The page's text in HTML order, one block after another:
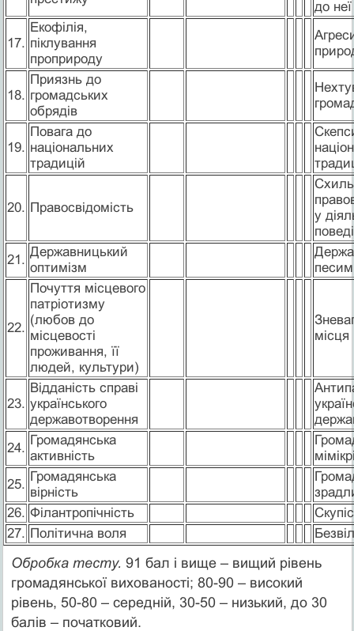
до неї
17.
Екофілія,
піклування
проприроду
18.
Приязнь до
громадських
обрядів
19.
Повага до
національних
традицій
20. Правосвідомість
у
21.
Державницький
оптимізм
22.
Почуття місцевого
патріотизму
(любов до
місцевості
проживання, її
людей, культури)
23.
Відданість справі
українського
державотворення
24.
Громадянська
активність
25.
Громадянська
вірність
26. Філантропічність
27. Політична воля
Обробка тесту. 91 бал і вище – вищий рівень
громадянської вихованості; 80-90 – високий
рівень, 50-80 – середній, 30-50 – низький, до 30
балів – початковий.